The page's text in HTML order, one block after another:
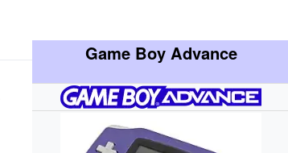
Game Boy Advance